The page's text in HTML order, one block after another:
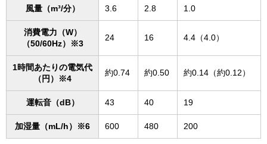
風量（m³/分） 3.6 2.8 1.0
消費電力（W）
（50/60Hz）※3
24 16 4.4（4.0）
1時間あたりの電気代
（円）※4
約0.74 約0.50 約0.14（約0.12）
運転音（dB） 43 40 19
加湿量（mL/h）※6 600 480 200